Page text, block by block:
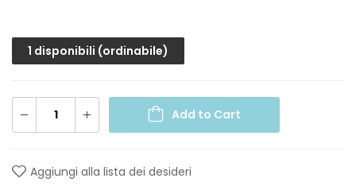
1 disponibili (ordinabile)
Add to Cart
Aggiungi alla lista dei desideri